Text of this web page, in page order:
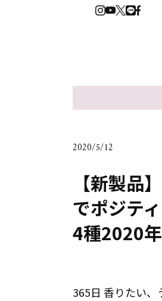
2020/5/12
【新製品
でポジテ
4種2020
365日 香りたい